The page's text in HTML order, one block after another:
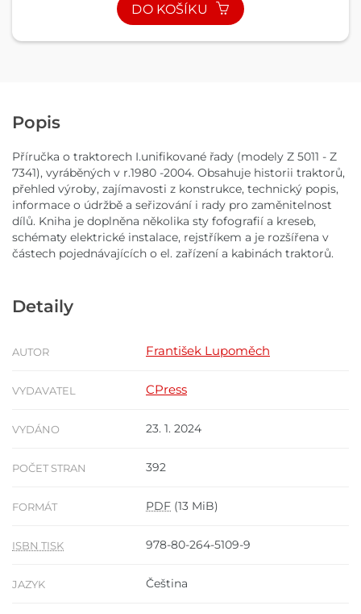
DO KOŠÍKU
Popis
Příručka o traktorech I.unifikované řady (modely Z 5011 - Z
7341), vyráběných v r.1980 -2004. Obsahuje historii traktorů,
přehled výroby, zajímavosti z konstrukce, technický popis,
informace o údržbě a seřizování i rady pro zaměnitelnost
dílů. Kniha je doplněna několika sty fofografií a kreseb,
schématy elektrické instalace, rejstříkem a je rozšířena v
částech pojednávajících o el. zařízení a kabinách traktorů.
Detaily
AUTOR František Lupoměch
VYDAVATEL CPress
VYDÁNO 23. 1. 2024
POČET STRAN 392
FORMÁT PDF (13 MiB)
ISBN TISK 978-80-264-5109-9
JAZYK Čeština